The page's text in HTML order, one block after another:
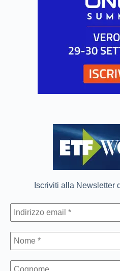
Iscriviti alla Newsletter